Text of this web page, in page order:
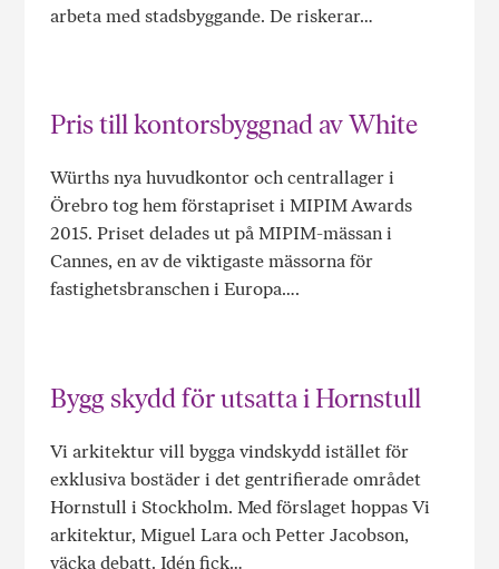
arbeta med stadsbyggande. De riskerar…
Pris till kontorsbyggnad av White
Würths nya huvudkontor och centrallager i
Örebro tog hem förstapriset i MIPIM Awards
2015. Priset delades ut på MIPIM-mässan i
Cannes, en av de viktigaste mässorna för
fastighetsbranschen i Europa….
Bygg skydd för utsatta i Hornstull
Vi arkitektur vill bygga vindskydd istället för
exklusiva bostäder i det gentrifierade området
Hornstull i Stockholm. Med förslaget hoppas Vi
arkitektur, Miguel Lara och Petter Jacobson,
väcka debatt. Idén fick…